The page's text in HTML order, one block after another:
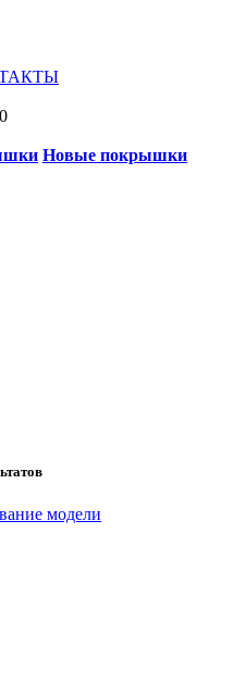
Новые покрышки
модели